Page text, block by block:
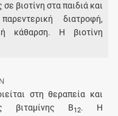
βιοτίνη στα παιδιά και
διατροφή,
κάθαρση. Η βιοτίνη
στη θεραπεία και
βιταμίνης Β12. Η